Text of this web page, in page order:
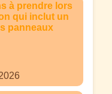
à prendre lors
qui inclut un
panneaux